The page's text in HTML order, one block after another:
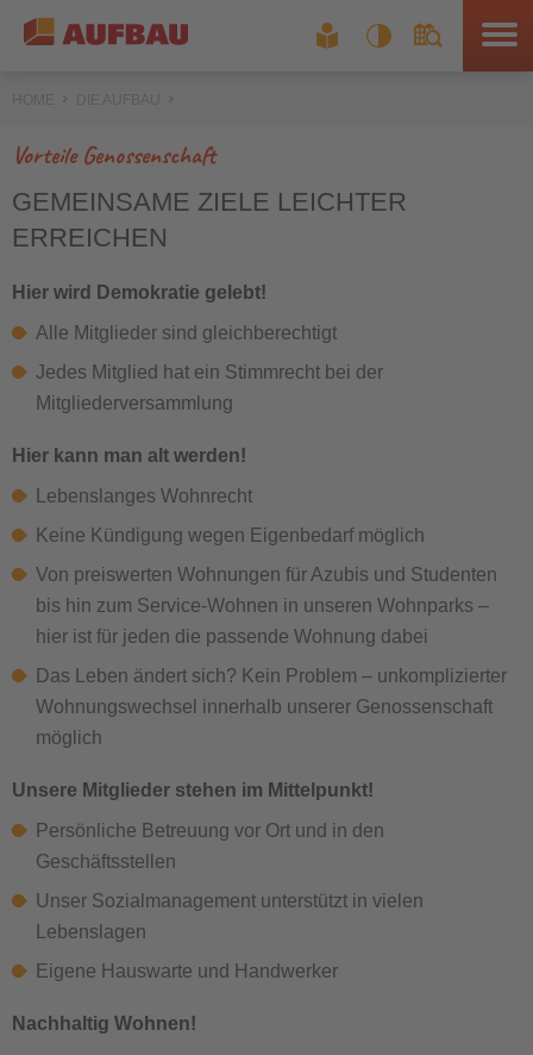
Vorteile Genossenschaft
GEMEINSAME ZIELE LEICHTER
ERREICHEN
Hier wird Demokratie gelebt!
Alle Mitglieder sind gleichberechtigt
Jedes Mitglied hat ein Stimmrecht bei der
Mitgliederversammlung
Hier kann man alt werden!
Lebenslanges Wohnrecht
Keine Kündigung wegen Eigenbedarf möglich
Von preiswerten Wohnungen für Azubis und Studenten
bis hin zum Service-Wohnen in unseren Wohnparks –
hier ist für jeden die passende Wohnung dabei
Das Leben ändert sich? Kein Problem – unkomplizierter
Wohnungswechsel innerhalb unserer Genossenschaft
möglich
Unsere Mitglieder stehen im Mittelpunkt!
Persönliche Betreuung vor Ort und in den
Geschäftsstellen
Unser Sozialmanagement unterstützt in vielen
Lebenslagen
Eigene Hauswarte und Handwerker
Nachhaltig Wohnen!